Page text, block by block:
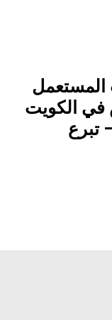
المستعمل
في الكويت